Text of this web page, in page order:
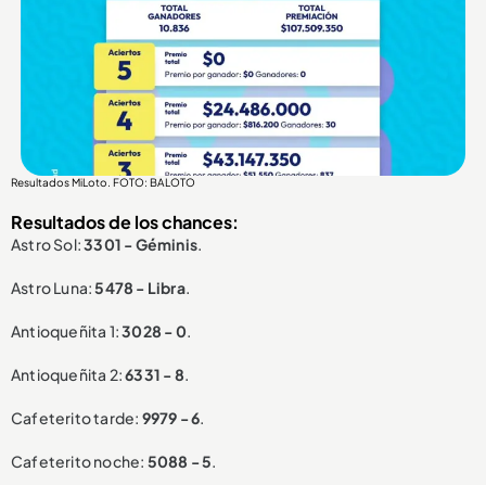
Resultados MiLoto. FOTO: BALOTO
Resultados de los chances:
Astro Sol:3301 - Géminis.
Astro Luna:5478 - Libra.
Antioqueñita 1:3028 - 0.
Antioqueñita 2:6331 - 8.
Cafeterito tarde: 9979 - 6.
Cafeterito noche: 5088 - 5.